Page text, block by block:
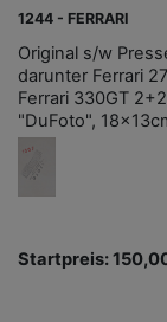
1244 - FERRARI
Original s/w
darunter Ferrari
Ferrari 330GT
"DuFoto",
Startpreis: